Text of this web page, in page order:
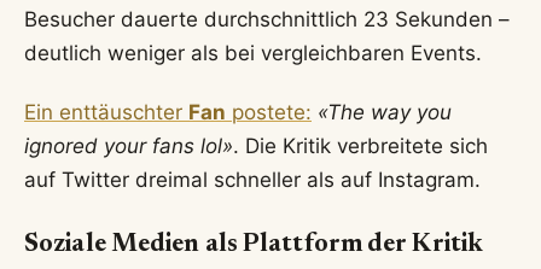
Besucher dauerte durchschnittlich 23 Sekunden –
deutlich weniger als bei vergleichbaren Events.
Ein enttäuschter Fan postete: «The way you
ignored your fans lol». Die Kritik verbreitete sich
auf Twitter dreimal schneller als auf Instagram.
Soziale Medien als Plattform der Kritik